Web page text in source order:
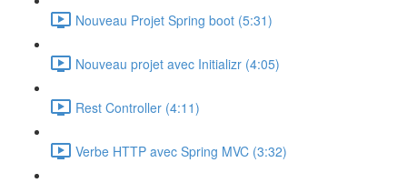
Nouveau Projet Spring boot (5:31)
Nouveau projet avec Initializr (4:05)
Rest Controller (4:11)
Verbe HTTP avec Spring MVC (3:32)